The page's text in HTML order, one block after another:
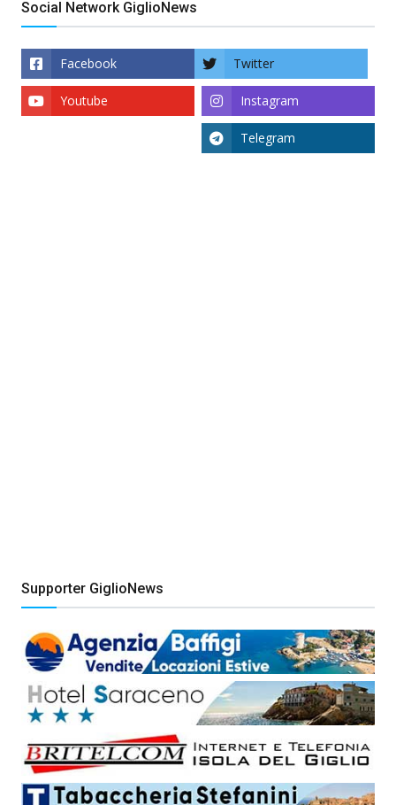
Social Network GiglioNews
Facebook Twitter
Instagram
Youtube
Telegram
Supporter GiglioNews